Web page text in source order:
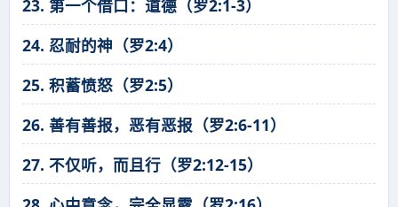
23. 第一个借口：道德（罗2:1-3）
24. 忍耐的神（罗2:4）
25. 积蓄愤怒（罗2:5）
26. 善有善报，恶有恶报（罗2:6-11）
27. 不仅听，而且行（罗2:12-15）